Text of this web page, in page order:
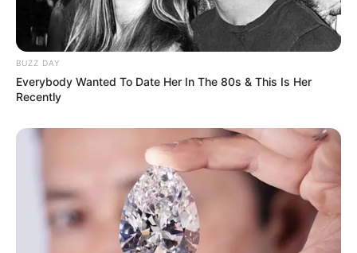
BUZZ DAY
Everybody Wanted To Date Her In The 80s & This Is Her
Recently